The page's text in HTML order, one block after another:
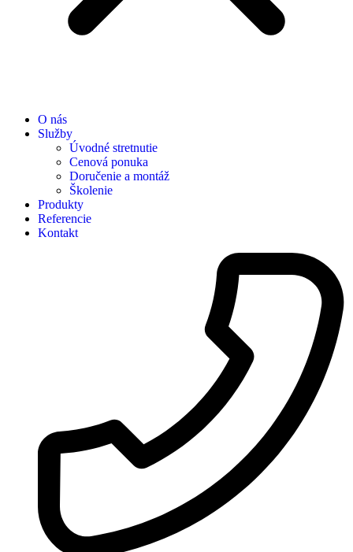
O nás
Služby
Úvodné stretnutie
Cenová ponuka
Doručenie a montáž
Školenie
Produkty
Referencie
Kontakt